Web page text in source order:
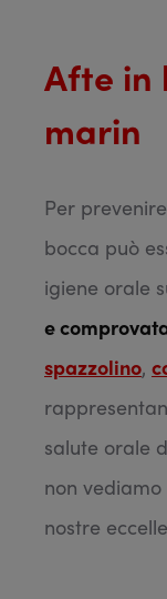
Afte in
marin
Per
bocca può
igiene orale
e
spazzolino,
salute orale
non
nostre